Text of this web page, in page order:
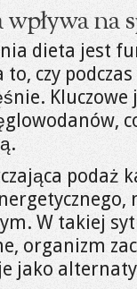
wpływa na
dieta jest
to, czy
podaż
W takiej
organizm
jako